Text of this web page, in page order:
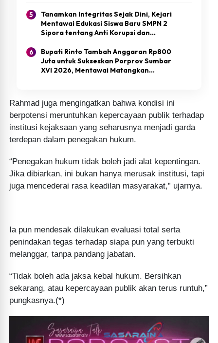
Meningkatkan Pengabdian
Tanamkan Integritas Sejak Dini, Kejari
Mentawai Edukasi Siswa Baru SMPN 2
Sipora tentang Anti Korupsi dan
Bupati Rinto Tambah Anggaran Rp800
Juta untuk Sukseskan Porprov Sumbar
XVI 2026, Mentawai Matangkan
Rahmad juga mengingatkan bahwa kondisi ini
berpotensi meruntuhkan kepercayaan publik terhadap
institusi kejaksaan yang seharusnya menjadi garda
terdepan dalam penegakan hukum.
“Penegakan hukum tidak boleh jadi alat kepentingan.
Jika dibiarkan, ini bukan hanya merusak institusi, tapi
juga mencederai rasa keadilan masyarakat,” ujarnya.
Ia pun mendesak dilakukan evaluasi total serta
penindakan tegas terhadap siapa pun yang terbukti
melanggar, tanpa pandang jabatan.
“Tidak boleh ada jaksa kebal hukum. Bersihkan
sekarang, atau kepercayaan publik akan terus runtuh,”
pungkasnya.(*)